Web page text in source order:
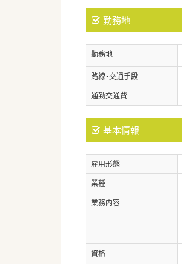
勤務地
勤務地
路線・交通手段
通勤交通費
基本情報
雇用形態
業種
業務内容
資格